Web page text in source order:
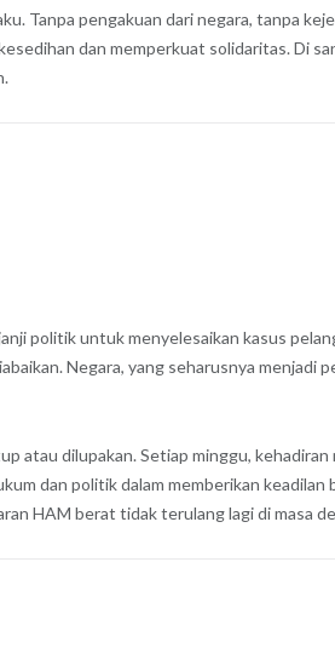
Tanpa pengakuan dari negara, tanpa
dan memperkuat solidaritas. Di
politik untuk menyelesaikan kasus
Negara, yang seharusnya menjadi
atau dilupakan. Setiap minggu,
dan politik dalam memberikan
HAM berat tidak terulang lagi di masa